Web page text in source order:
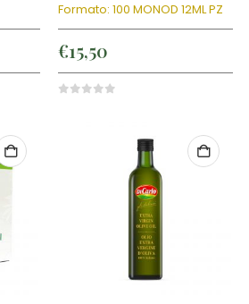
Formato: 100 MONOD 12ML PZ
€15,50